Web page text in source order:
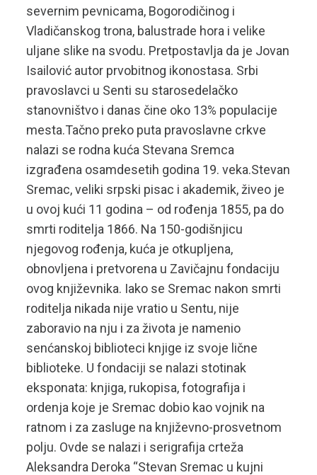
severnim pevnicama, Bogorodičinog i
Vladičanskog trona, balustrade hora i velike
uljane slike na svodu. Pretpostavlja da je Jovan
Isailović autor prvobitnog ikonostasa. Srbi
pravoslavci u Senti su starosedelačko
stanovništvo i danas čine oko 13% populacije
mesta.Tačno preko puta pravoslavne crkve
nalazi se rodna kuća Stevana Sremca
izgrađena osamdesetih godina 19. veka.Stevan
Sremac, veliki srpski pisac i akademik, živeo je
u ovoj kući 11 godina – od rođenja 1855, pa do
smrti roditelja 1866. Na 150-godišnjicu
njegovog rođenja, kuća je otkupljena,
obnovljena i pretvorena u Zavičajnu fondaciju
ovog književnika. Iako se Sremac nakon smrti
roditelja nikada nije vratio u Sentu, nije
zaboravio na nju i za života je namenio
senćanskoj biblioteci knjige iz svoje lične
biblioteke. U fondaciji se nalazi stotinak
eksponata: knjiga, rukopisa, fotografija i
ordenja koje je Sremac dobio kao vojnik na
ratnom i za zasluge na književno-prosvetnom
polju. Ovde se nalazi i serigrafija crteža
Aleksandra Deroka “Stevan Sremac u kujni